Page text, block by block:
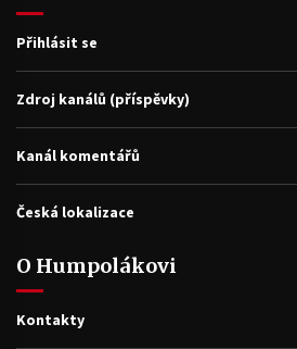
Přihlásit se
Zdroj kanálů (příspěvky)
Kanál komentářů
Česká lokalizace
O Humpolákovi
Kontakty